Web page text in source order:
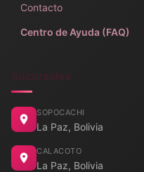
Contacto
Centro de Ayuda (FAQ)
Sucursales
SOPOCACHI
La Paz, Bolivia
CALACOTO
La Paz, Bolivia